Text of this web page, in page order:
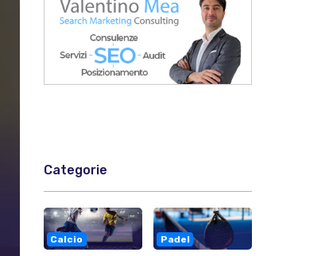
Categorie
Calcio Padel